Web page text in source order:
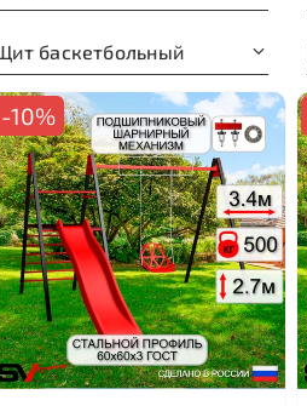
баскетбольный
-10%